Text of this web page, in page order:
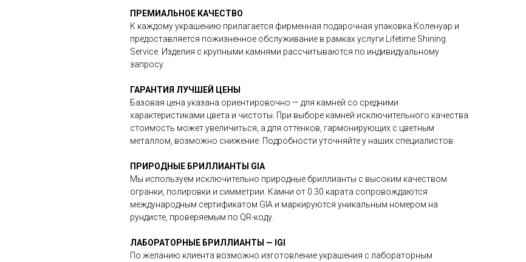
ПРЕМИАЛЬНОЕ КАЧЕСТВО
К каждому украшению прилагается фирменная подарочная упаковка Коленуар и
предоставляется пожизненное обслуживание в рамках услуги Lifetime Shining
Service. Изделия с крупными камнями рассчитываются по индивидуальному
запросу.
ГАРАНТИЯ ЛУЧШЕЙ ЦЕНЫ
Базовая цена указана ориентировочно — для камней со средними
характеристиками цвета и чистоты. При выборе камней исключительного качества
стоимость может увеличиться, а для оттенков, гармонирующих с цветным
металлом, возможно снижение. Подробности уточняйте у наших специалистов.
ПРИРОДНЫЕ БРИЛЛИАНТЫ GIA
Мы используем исключительно природные бриллианты с высоким качеством
огранки, полировки и симметрии. Камни от 0.30 карата сопровождаются
международным сертификатом GIA и маркируются уникальным номером на
рундисте, проверяемым по QR-коду.
ЛАБОРАТОРНЫЕ БРИЛЛИАНТЫ — IGI
По желанию клиента возможно изготовление украшения с лабораторным